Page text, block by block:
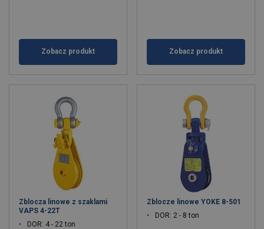
Zobacz produkt Zobacz produkt
Zblocza linowe z szaklami
VAPS 4-22T
DOR: 4 - 22 ton
Zblocze linowe YOKE 8-501
DOR: 2 - 8 ton